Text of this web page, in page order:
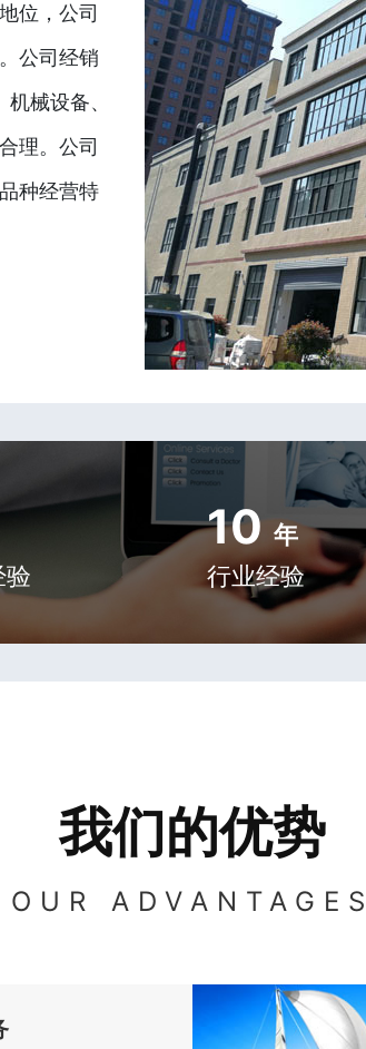
位，公司
公司经销
械设备、
理。公司
种经营特
验
10 年
行业经验
我们的优势
OUR ADVANTAGES